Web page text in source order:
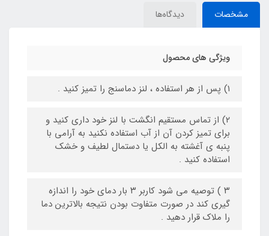
مشخصات دیدگاه‌ها
ویژگی های محصول
۱) پس از هر استفاده ، لنز دماسنج را تمیز کنید .
۲) از تماس مستقیم انگشت با لنز خود داری کنید و
برای تمیز کردن آن از آب استفاده نکنید به آرامی با
پنبه ی آغشته به الکل یا دستمال لطیف و خشک
استفاده کنید .
۳ ) توصیه می شود کاربر ۳ بار دمای خود را اندازه
گیری کند در صورت متفاوت بودن نتیجه بالاترین دما
را ملاک قرار دهید .